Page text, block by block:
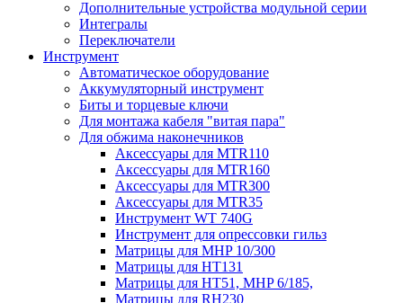
Дополнительные устройства модульной серии
Интегралы
Переключатели
Инструмент
Автоматическое оборудование
Аккумуляторный инструмент
Биты и торцевые ключи
Для монтажа кабеля "витая пара"
Для обжима наконечников
Аксессуары для MTR110
Аксессуары для MTR160
Аксессуары для MTR300
Аксессуары для MTR35
Инструмент WT 740G
Инструмент для опрессовки гильз
Матрицы для MHP 10/300
Матрицы для НТ131
Матрицы для НТ51, MHP 6/185,
Матрицы для RH230